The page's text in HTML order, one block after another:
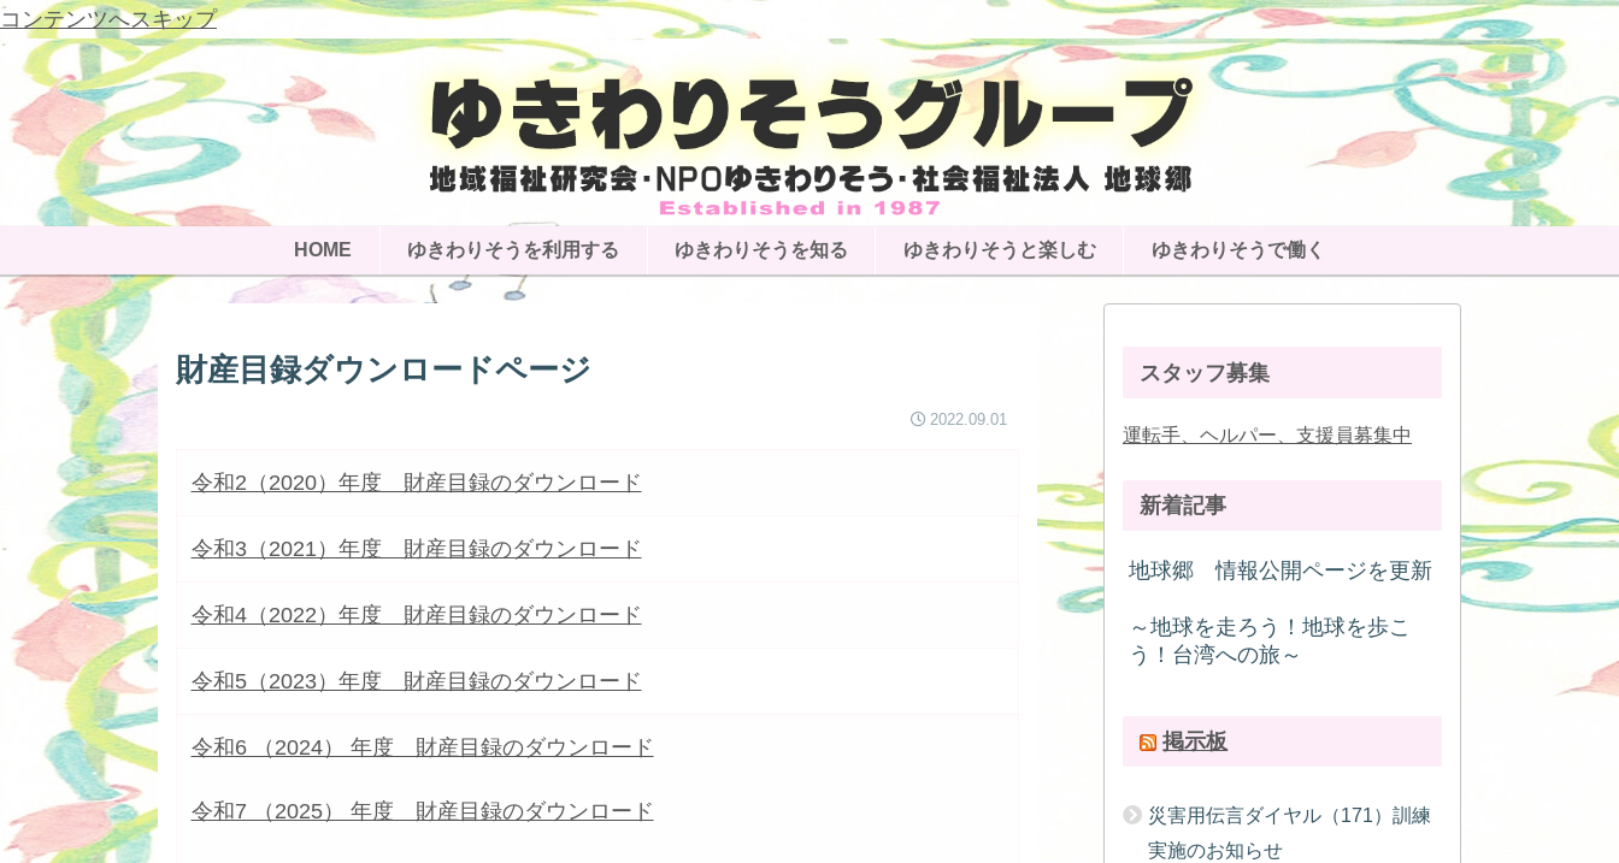
コンテンツへスキップ
HOME ゆきわりそうを利用する ゆきわりそうを知る ゆきわりそうと楽しむ ゆきわりそうで働く
財産目録ダウンロードページ
2022.09.01
令和2（2020）年度 財産目録のダウンロード
令和3（2021）年度 財産目録のダウンロード
令和4（2022）年度 財産目録のダウンロード
令和5（2023）年度 財産目録のダウンロード
令和6 （2024） 年度 財産目録のダウンロード
令和7 （2025） 年度 財産目録のダウンロード
スタッフ募集
運転手、ヘルパー、支援員募集中
新着記事
地球郷 情報公開ページを更新
～地球を走ろう！地球を歩こ
う！台湾への旅～
掲示板
災害用伝言ダイヤル（171）訓練
実施のお知らせ